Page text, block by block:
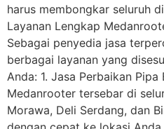
harus membongkar seluruh
Layanan Lengkap
Sebagai penyedia jasa
berbagai layanan yang
Anda: 1. Jasa Perbaikan
Medanrooter tersebar di
Morawa, Deli Serdang, dan